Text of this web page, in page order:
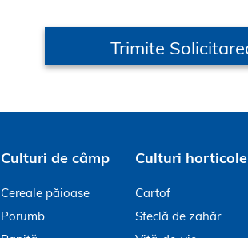
Culturi de câmp
Cereale păioase
Porumb
Culturi horticole
Cartof
Sfeclă de zahăr